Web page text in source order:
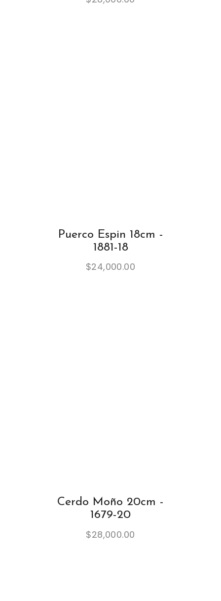
Puerco Espin 18cm -
1881-18
$24,000.00
Cerdo Moño 20cm -
1679-20
$28,000.00